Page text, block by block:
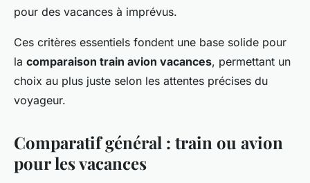
pour des vacances à imprévus.
Ces critères essentiels fondent une base solide pour
la comparaison train avion vacances, permettant un
choix au plus juste selon les attentes précises du
voyageur.
Comparatif général : train ou avion
pour les vacances